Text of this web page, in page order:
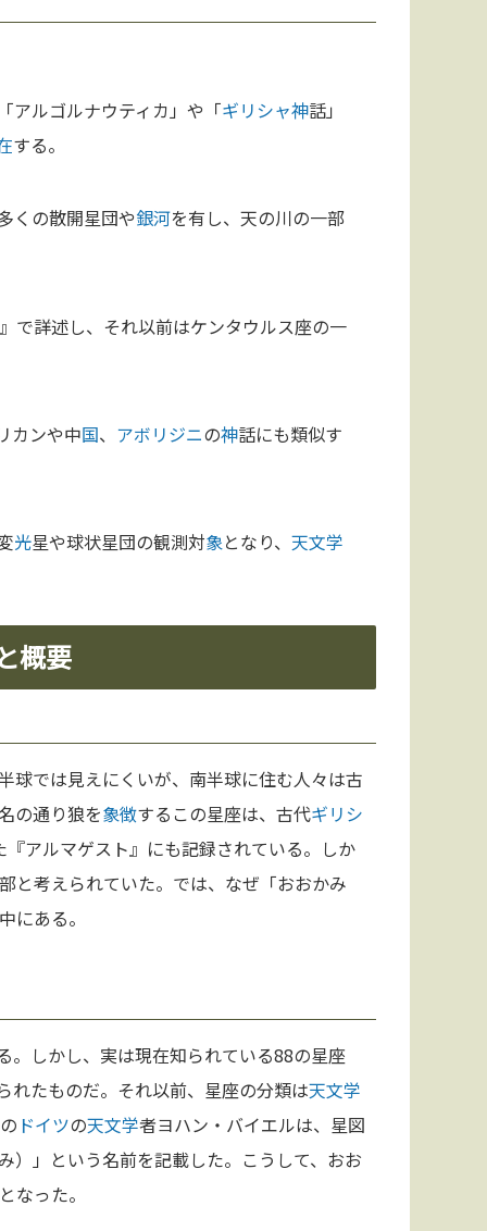
アルゴルナウティカ」や「ギリシャ神話」
する。
くの散開星団や銀河を有し、天の川の一部
で詳述し、それ以前はケンタウルス座の一
カンや中国、 アボリジニの神話にも類似す
光星や球状星団の観測対象となり、天文学
概要
球では見えにくいが、南半球に住む人々は古
の通り狼を象徴するこの星座は、古代ギリシ
アルマゲスト』にも記録されている。しか
と考えられていた。では、なぜ「おおかみ
にある。
。しかし、実は現在知られている88の星座
れたものだ。それ以前、星座の分類は天文学
の ドイツの天文学者ヨハン・バイエルは、星図
）」という名前を記載した。こうして、おお
なった。